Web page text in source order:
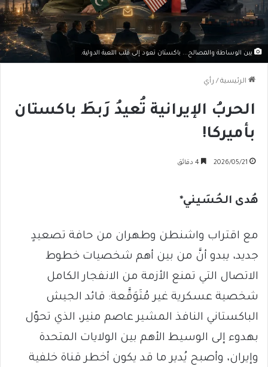
بين الوساطة والمصالح... باكستان تعود إلى قلب اللعبة الدولية.
الرئيسية / رأي
الحربُ الإيرانية تُعيدُ رَبطَ باكستان
بأميركا!
2026/05/21
هُدى الحُسَيني*
مع اقتراب واشنطن وطهران من حافة تصعيدٍ
جديد، يبدو أنَّ من بين أهم شخصيات خطوط
الاتصال التي تمنع الأزمة من الانفجار الكامل
شخصية عسكرية غير مُتَوَقَّعة: قائد الجيش
الباكستاني النافذ المشير عاصم منير، الذي تحوّل
بهدوء إلى الوسيط الأهم بين الولايات المتحدة
وإيران، وأصبح يُدير ما قد يكون أخطر قناة خلفية